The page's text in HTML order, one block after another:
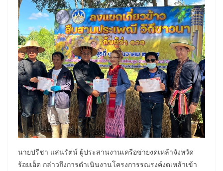
นายปรีชา แสนรัตน์ ผู้ประสานงานเครือข่ายงดเหล้าจังหวัด
ร้อยเอ็ด กล่าวถึงการดำเนินงานโครงการรณรงค์งดเหล้าเข้า